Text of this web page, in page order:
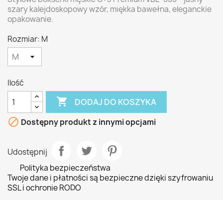
szary kalejdoskopowy wzór, miękka bawełna, eleganckie
opakowanie.
Rozmiar: M
Ilość
 DODAJ DO KOSZYKA
 Dostępny produkt z innymi opcjami
Udostępnij
Polityka bezpieczeństwa
Twoje dane i płatności są bezpieczne dzięki szyfrowaniu
SSL i ochronie RODO